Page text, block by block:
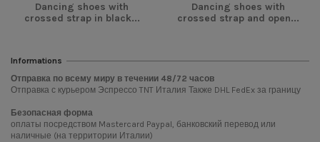
Dancing shoes with
crossed strap in black...
Dancing shoes with
crossed strap and open...
Informations
Отправка по всему миру в течении 48/72 часов
Отправка с курьером Эспрессо TNT Италия Также DHL FedEx за границу
Безопасная форма
оплаты посредством Mastercard Paypal, банковский перевод или
наличные (на территории Италии)